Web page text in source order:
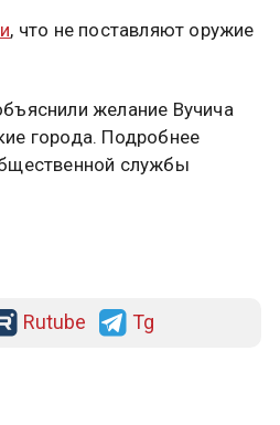
, что не поставляют оружие
желание Вучича
города. Подробнее
службы
Rutube Tg